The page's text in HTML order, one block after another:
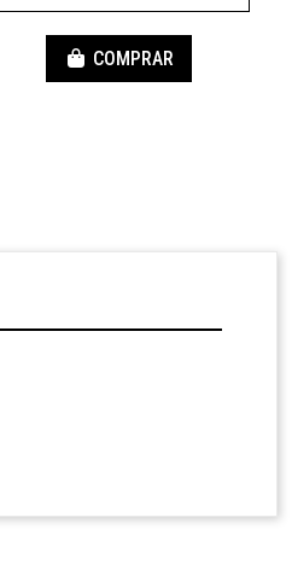
COMPRAR